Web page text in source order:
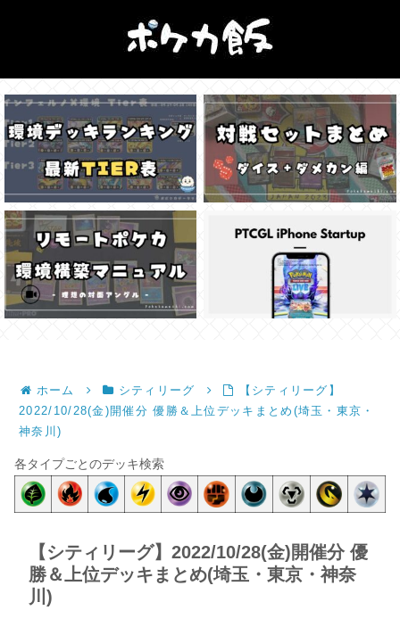
ホーム シティリーグ
【シティリーグ】
2022/10/28(金)開催分 優勝＆上位デッキまとめ(埼玉・東京・
神奈川)
各タイプごとのデッキ検索
【シティリーグ】2022/10/28(金)開催分 優
勝＆上位デッキまとめ(埼玉・東京・神奈
川)